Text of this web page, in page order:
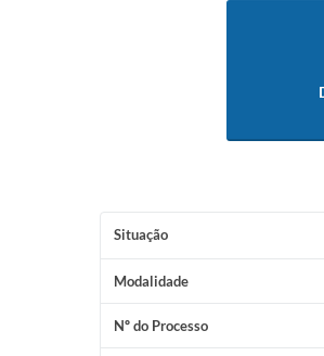
Situação
Modalidade
Nº do Processo